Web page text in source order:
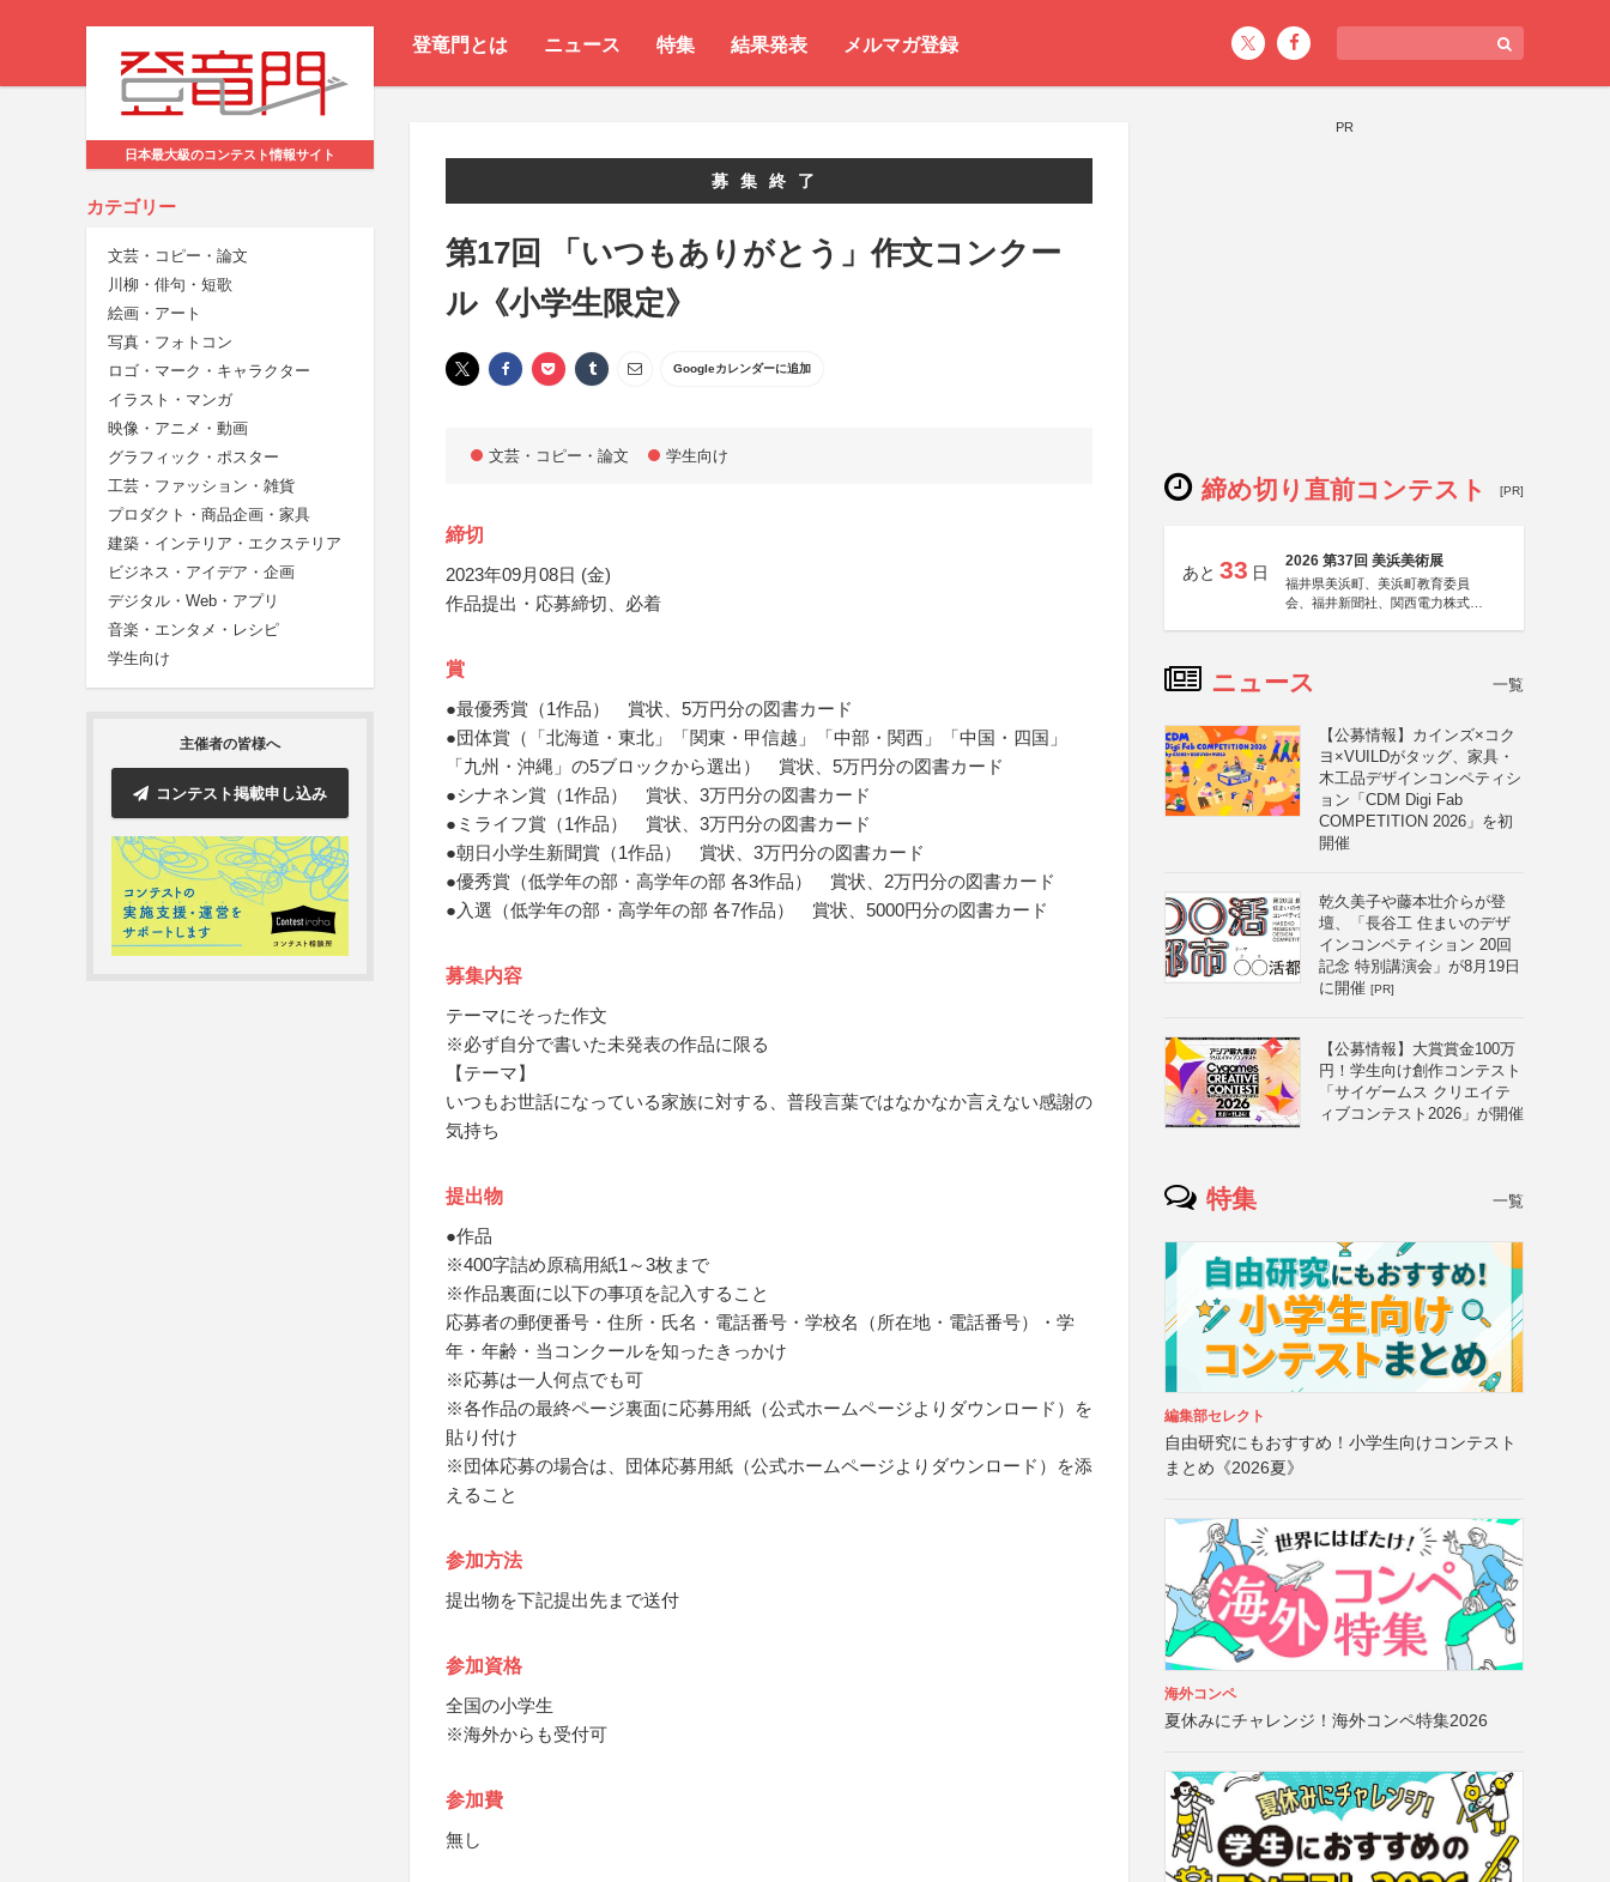
登竜門とは ニュース 特集 結果発表 メルマガ登録
日本最大級のコンテスト情報サイト
カテゴリー
文芸・コピー・論文
川柳・俳句・短歌
絵画・アート
写真・フォトコン
ロゴ・マーク・キャラクター
イラスト・マンガ
映像・アニメ・動画
グラフィック・ポスター
工芸・ファッション・雑貨
プロダクト・商品企画・家具
建築・インテリア・エクステリア
ビジネス・アイデア・企画
デジタル・Web・アプリ
音楽・エンタメ・レシピ
学生向け
主催者の皆様へ
コンテスト掲載申し込み
募集終了
第17回 「いつもありがとう」作文コンクー
ル《小学生限定》
Googleカレンダーに追加
文芸・コピー・論文 学生向け
締切
2023年09月08日 (金)
作品提出・応募締切、必着
賞
●最優秀賞（1作品） 賞状、5万円分の図書カード
●団体賞（「北海道・東北」「関東・甲信越」「中部・関西」「中国・四国」
「九州・沖縄」の5ブロックから選出） 賞状、5万円分の図書カード
●シナネン賞（1作品） 賞状、3万円分の図書カード
●ミライフ賞（1作品） 賞状、3万円分の図書カード
●朝日小学生新聞賞（1作品） 賞状、3万円分の図書カード
●優秀賞（低学年の部・高学年の部 各3作品） 賞状、2万円分の図書カード
●入選（低学年の部・高学年の部 各7作品） 賞状、5000円分の図書カード
募集内容
テーマにそった作文
※必ず自分で書いた未発表の作品に限る
【テーマ】
いつもお世話になっている家族に対する、普段言葉ではなかなか言えない感謝の
気持ち
提出物
●作品
※400字詰め原稿用紙1～3枚まで
※作品裏面に以下の事項を記入すること
応募者の郵便番号・住所・氏名・電話番号・学校名（所在地・電話番号）・学
年・年齢・当コンクールを知ったきっかけ
※応募は一人何点でも可
※各作品の最終ページ裏面に応募用紙（公式ホームページよりダウンロード）を
貼り付け
※団体応募の場合は、団体応募用紙（公式ホームページよりダウンロード）を添
えること
参加方法
提出物を下記提出先まで送付
参加資格
全国の小学生
※海外からも受付可
参加費
無し
PR
締め切り直前コンテスト [PR]
あと 33 日
2026 第37回 美浜美術展
福井県美浜町、美浜町教育委員
会、福井新聞社、関西電力株式会
ニュース 一覧
【公募情報】カインズ×コク
ヨ×VUILDがタッグ、家具・
木工品デザインコンペティシ
ョン「CDM Digi Fab
COMPETITION 2026」を初
開催
乾久美子や藤本壮介らが登
壇、「長谷工 住まいのデザ
インコンペティション 20回
記念 特別講演会」が8月19日
に開催 [PR]
【公募情報】大賞賞金100万
円！学生向け創作コンテスト
「サイゲームス クリエイテ
ィブコンテスト2026」が開催
特集 一覧
編集部セレクト
自由研究にもおすすめ！小学生向けコンテスト
まとめ《2026夏》
海外コンペ
夏休みにチャレンジ！海外コンペ特集2026